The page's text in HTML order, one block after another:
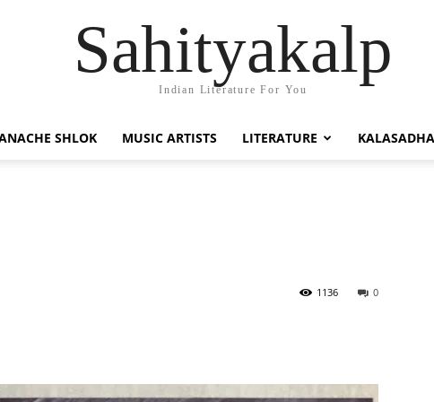
Sahityakalp
Indian Literature For You
SHLOK MUSIC ARTISTS LITERATURE
0
1136